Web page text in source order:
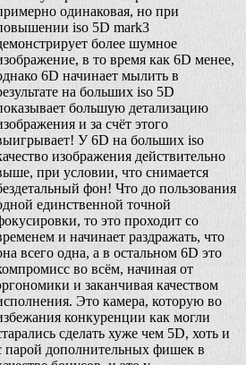
одинаковая, но при
iso 5D mark3
более шумное
в то время как 6D менее,
6D начинает мылить в
на больших iso 5D
большую детализацию
и за счёт этого
У 6D на больших iso
изображения действительно
при условии, что снимается
фон! Что до пользования
единственной точной
то это проходит со
и начинает раздражать, что
всего одна, а в остальном 6D это
во всём, начиная от
и заканчивая качеством
Это камера, которую во
конкуренции как могли
сделать хуже чем 5D, хоть и
парой дополнительных фишек в